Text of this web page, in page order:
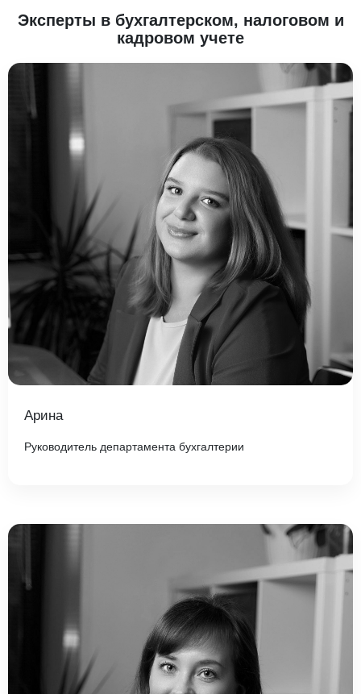
Эксперты в бухгалтерском, налоговом и
кадровом учете
Арина
Руководитель департамента бухгалтерии